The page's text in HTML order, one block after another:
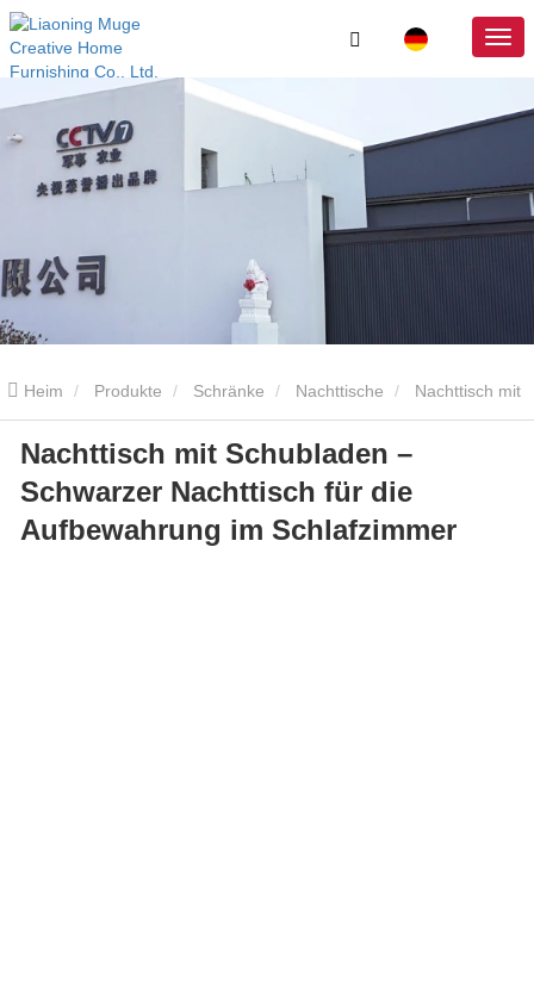
Heim Produkte Schränke Nachttische
Schubladen – Schwarzer Nachttisch für die Aufbewahrung im
Schlafzimmer
Nachttisch mit Schubladen –
Schwarzer Nachttisch für die
Aufbewahrung im Schlafzimmer